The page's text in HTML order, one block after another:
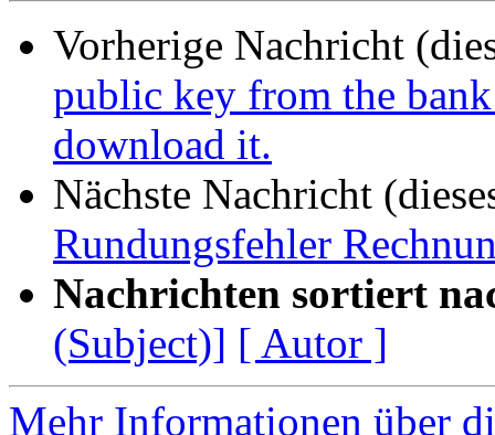
Vorherige Nachricht
public key from the
download it.
Nächste Nachricht
Rundungsfehler
Nachrichten sortiert
(Subject)] [ Autor ]
Mehr Informationen über